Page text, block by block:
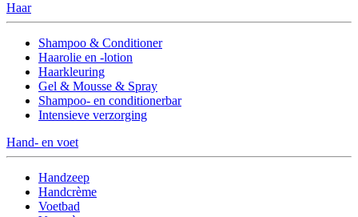
Haar
Shampoo & Conditioner
Haarolie en -lotion
Haarkleuring
Gel & Mousse & Spray
Shampoo- en conditionerbar
Intensieve verzorging
Hand- en voet
Handzeep
Handcrème
Voetbad